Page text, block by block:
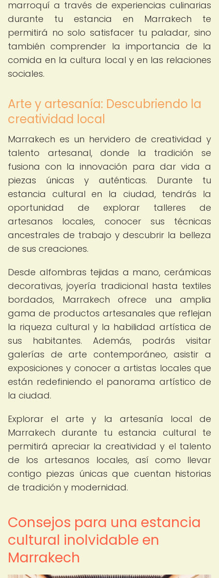
marroquí a través de experiencias culinarias
durante tu estancia en Marrakech te
permitirá no solo satisfacer tu paladar, sino
también comprender la importancia de la
comida en la cultura local y en las relaciones
sociales.
Arte y artesanía: Descubriendo la
creatividad local
Marrakech es un hervidero de creatividad y
talento artesanal, donde la tradición se
fusiona con la innovación para dar vida a
piezas únicas y auténticas. Durante tu
estancia cultural en la ciudad, tendrás la
oportunidad de explorar talleres de
artesanos locales, conocer sus técnicas
ancestrales de trabajo y descubrir la belleza
de sus creaciones.
Desde alfombras tejidas a mano, cerámicas
decorativas, joyería tradicional hasta textiles
bordados, Marrakech ofrece una amplia
gama de productos artesanales que reflejan
la riqueza cultural y la habilidad artística de
sus habitantes. Además, podrás visitar
galerías de arte contemporáneo, asistir a
exposiciones y conocer a artistas locales que
están redefiniendo el panorama artístico de
la ciudad.
Explorar el arte y la artesanía local de
Marrakech durante tu estancia cultural te
permitirá apreciar la creatividad y el talento
de los artesanos locales, así como llevar
contigo piezas únicas que cuentan historias
de tradición y modernidad.
Consejos para una estancia
cultural inolvidable en
Marrakech